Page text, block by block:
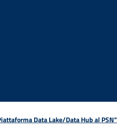
Data Lake/Data Hub al PSN"